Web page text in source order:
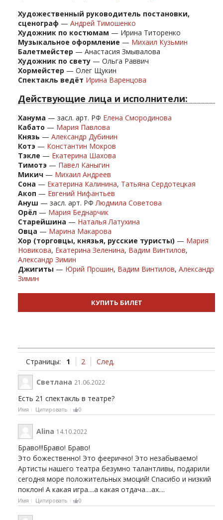
Художественный руководитель постановки,
сценограф — Андрей Тимошенко
Художник по костюмам — Ирина Титоренко
Музыкальное оформление — Михаил Кузьмин
Балетмейстер — Анастасия Змывалова
Художник по свету — Ольга Раввич
Хормейстер — Олег Щукин
Спектакль ведёт Ирина Варенцова
Действующие лица и исполнители:
Ханума — засл. арт. РФ Елена Смородинова
Кабато — Мария Павлова
Князь — Александр Дубинин
Котэ — Константин Мокров
Тэкле — Екатерина Шахова
Тимотэ — Павел Каныгин
Микич — Михаил Андреев
Сона — Екатерина Калинина, Татьяна Сердотецкая
Акоп — Евгений Нифантьев
Ануш — засл. арт. РФЛюдмила Советова
Орёл — Мария Беднарчик
Старейшина — Наталья Латухина
Овца — Марина Макарова
Хор (торговцы, князья, русские туристы) — Мария
Новикова, Екатерина Зеленина, Вадим Винтилов,
Александр Зимин
Джигиты — Юрий Прошин, Вадим Винтилов, Александр
Зимин
КУПИТЬ БИЛЕТ
Страницы: 1 2 След.
Светлана 21.06.2022
Есть 21 спектакль в театре?
Имя Цитировать 0
Alina 14.10.2022
Браво!!!Браво! Браво!
Это божественно! Это феерично! Это незабываемо!
Артисты нашего театра безумно талантливы, подарили
сегодня море положительных эмоций! Спасибо и низкий
поклон! А какая игра....а какая отдача....ах....
Имя Цитировать 0